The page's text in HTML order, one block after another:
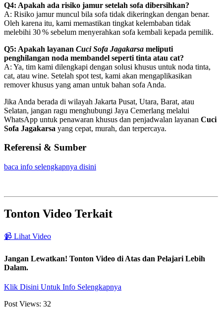
Q4: Apakah ada risiko jamur setelah sofa dibersihkan?
A: Risiko jamur muncul bila sofa tidak dikeringkan dengan benar.
Oleh karena itu, kami memastikan tingkat kelembaban tidak
melebihi 30 % sebelum menyerahkan sofa kembali kepada pemilik.
Q5: Apakah layanan Cuci Sofa Jagakarsa meliputi
penghilangan noda membandel seperti tinta atau cat?
A: Ya, tim kami dilengkapi dengan solusi khusus untuk noda tinta,
cat, atau wine. Setelah spot test, kami akan mengaplikasikan
remover khusus yang aman untuk bahan sofa Anda.
Jika Anda berada di wilayah Jakarta Pusat, Utara, Barat, atau
Selatan, jangan ragu menghubungi Jaya Cemerlang melalui
WhatsApp untuk penawaran khusus dan penjadwalan layanan Cuci
Sofa Jagakarsa yang cepat, murah, dan terpercaya.
Referensi & Sumber
baca info selengkapnya disini
Tonton Video Terkait
📹 Lihat Video
Jangan Lewatkan! Tonton Video di Atas dan Pelajari Lebih
Dalam.
Klik Disini Untuk Info Selengkapnya
Post Views: 32